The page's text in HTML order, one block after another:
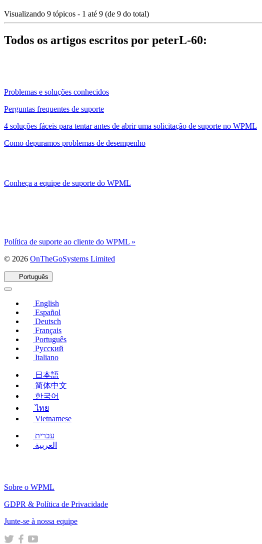
Visualizando 9 tópicos - 1 até 9 (de 9 do total)
Todos os artigos escritos por peterL-60:
Problemas e soluções conhecidos
Perguntas frequentes de suporte
4 soluções fáceis para tentar antes de abrir uma solicitação de suporte no WPML
Como depuramos problemas de desempenho
Conheça a equipe de suporte do WPML
Política de suporte ao cliente do WPML »
© 2026 OnTheGoSystems Limited
Português
English
Español
Deutsch
Français
Português
Русский
Italiano
日本語
简体中文
한국어
ไทย
Vietnamese
עברית
العربية
Sobre o WPML
GDPR & Política de Privacidade
Junte-se à nossa equipe(abre
(abre(abre(abre